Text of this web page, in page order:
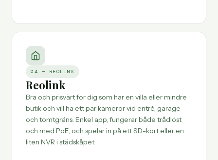
04 — REOLINK
Reolink
Bra och prisvärt för dig som har en villa eller mindre
butik och vill ha ett par kameror vid entré, garage
och tomtgräns. Enkel app, fungerar både trådlöst
och med PoE, och spelar in på ett SD-kort eller en
liten NVR i städskåpet.